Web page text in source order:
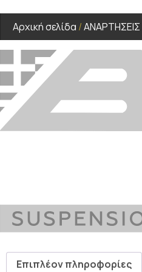
Αρχική σελίδα /ΑΝΑΡΤΗΣΕΙΣ
Επιπλέον πληροφορίες